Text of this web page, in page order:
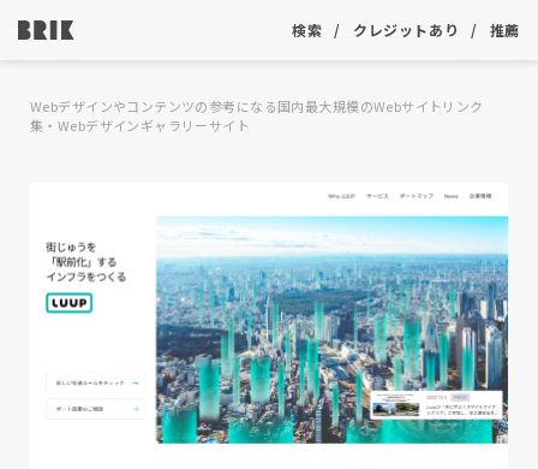
検索 クレジットあり 推薦
Webデザインやコンテンツの参考になる国内最大規模のWebサイトリンク
集・Webデザインギャラリーサイト